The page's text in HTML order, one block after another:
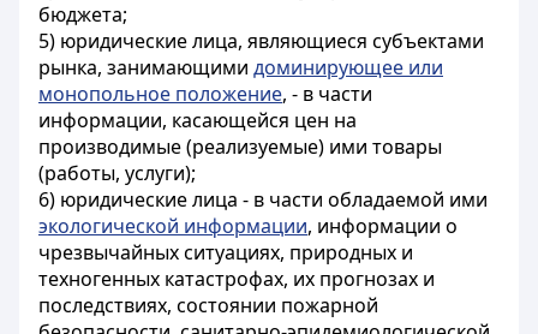
бюджета;
5) юридические лица, являющиеся субъектами
рынка, занимающими доминирующее или
монопольное положение, - в части
информации, касающейся цен на
производимые (реализуемые) ими товары
(работы, услуги);
6) юридические лица - в части обладаемой ими
экологической информации, информации о
чрезвычайных ситуациях, природных и
техногенных катастрофах, их прогнозах и
последствиях, состоянии пожарной